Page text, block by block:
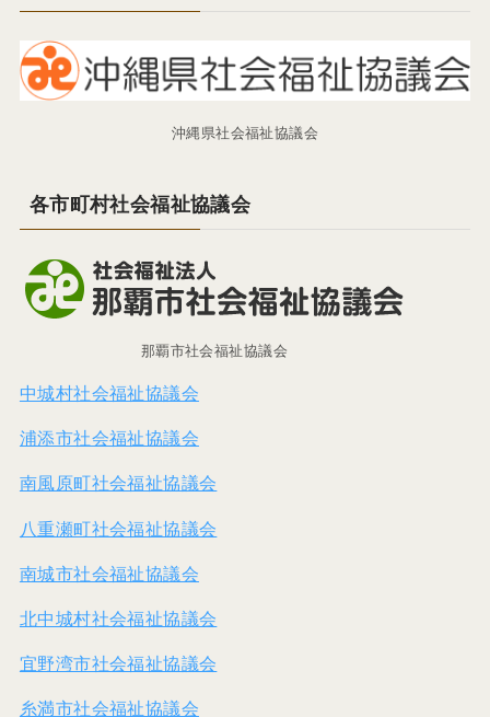
沖縄県社会福祉協議会
各市町村社会福祉協議会
那覇市社会福祉協議会
中城村社会福祉協議会
浦添市社会福祉協議会
南風原町社会福祉協議会
八重瀬町社会福祉協議会
南城市社会福祉協議会
北中城村社会福祉協議会
宜野湾市社会福祉協議会
糸満市社会福祉協議会